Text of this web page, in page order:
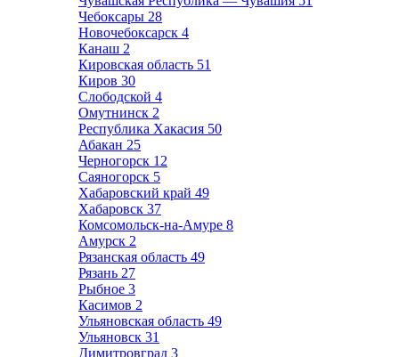
Чебоксары 28
Новочебоксарск 4
Канаш 2
Кировская область 51
Киров 30
Слободской 4
Омутнинск 2
Республика Хакасия 50
Абакан 25
Черногорск 12
Саяногорск 5
Хабаровский край 49
Хабаровск 37
Комсомольск-на-Амуре 8
Амурск 2
Рязанская область 49
Рязань 27
Рыбное 3
Касимов 2
Ульяновская область 49
Ульяновск 31
Димитровград 3